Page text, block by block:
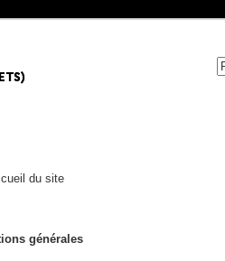
générales